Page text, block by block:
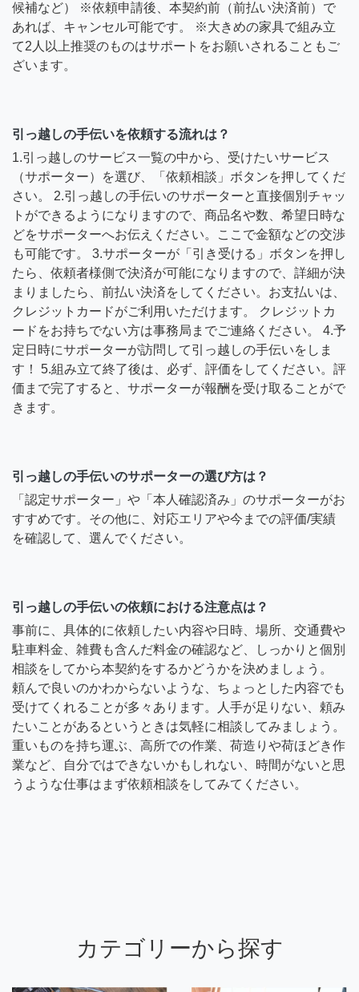
候補など） ※依頼申請後、本契約前（前払い決済前）で
あれば、キャンセル可能です。 ※大きめの家具で組み立
て2人以上推奨のものはサポートをお願いされることもご
ざいます。
引っ越しの手伝いを依頼する流れは？
1.引っ越しのサービス一覧の中から、受けたいサービス
（サポーター）を選び、「依頼相談」ボタンを押してくだ
さい。 2.引っ越しの手伝いのサポーターと直接個別チャッ
トができるようになりますので、商品名や数、希望日時な
どをサポーターへお伝えください。ここで金額などの交渉
も可能です。 3.サポーターが「引き受ける」ボタンを押し
たら、依頼者様側で決済が可能になりますので、詳細が決
まりましたら、前払い決済をしてください。お支払いは、
クレジットカードがご利用いただけます。 クレジットカ
ードをお持ちでない方は事務局までご連絡ください。 4.予
定日時にサポーターが訪問して引っ越しの手伝いをしま
す！ 5.組み立て終了後は、必ず、評価をしてください。評
価まで完了すると、サポーターが報酬を受け取ることがで
きます。
引っ越しの手伝いのサポーターの選び方は？
「認定サポーター」や「本人確認済み」のサポーターがお
すすめです。その他に、対応エリアや今までの評価/実績
を確認して、選んでください。
引っ越しの手伝いの依頼における注意点は？
事前に、具体的に依頼したい内容や日時、場所、交通費や
駐車料金、雑費も含んだ料金の確認など、しっかりと個別
相談をしてから本契約をするかどうかを決めましょう。
頼んで良いのかわからないような、ちょっとした内容でも
受けてくれることが多々あります。人手が足りない、頼み
たいことがあるというときは気軽に相談してみましょう。
重いものを持ち運ぶ、高所での作業、荷造りや荷ほどき作
業など、自分ではできないかもしれない、時間がないと思
うような仕事はまず依頼相談をしてみてください。
カテゴリーから探す